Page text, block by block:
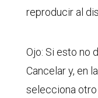
reproducir al
Ojo: Si esto no
Cancelar y, en
selecciona